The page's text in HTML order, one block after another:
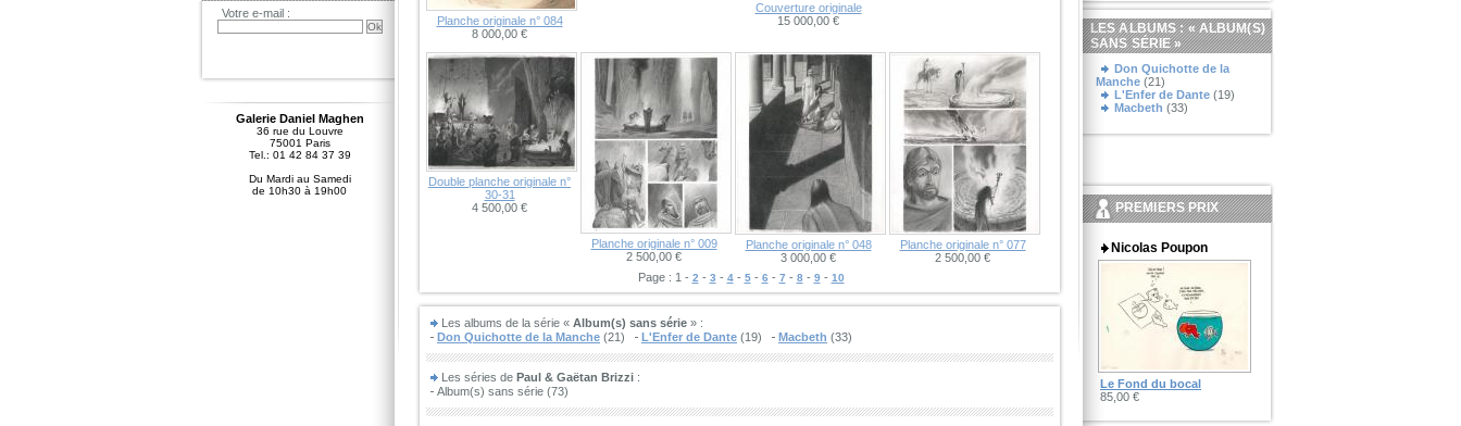
Planche originale n° 084
8 000,00 €
Couverture originale
15 000,00 €
Double planche originale n°
30-31
4 500,00 €
Planche originale n° 009
2 500,00 €
Planche originale n° 048
3 000,00 €
Planche originale n° 077
2 500,00 €
Page : 1 - 2 - 3 - 4- 5- 6 - 7 - 8 - 9 - 10
Les albums de la série « Album(s) sans série » :
Don Quichotte de la Manche (21) L'Enfer de Dante (19) Macbeth (33)
Les séries de Paul & Gaëtan Brizzi :
Album(s) sans série (73)
Votre e-mail :
Galerie Daniel Maghen
36 rue du Louvre
75001 Paris
Tel.: 01 42 84 37 39
Du Mardi au Samedi
de 10h30 à 19h00
LES ALBUMS : «ALBUM(S)
SANS SÉRIE»
Don Quichotte de la
Manche (21)
L'Enfer de Dante (19)
Macbeth (33)
PREMIERS PRIX
Nicolas Poupon
Le Fond du bocal
85,00 €